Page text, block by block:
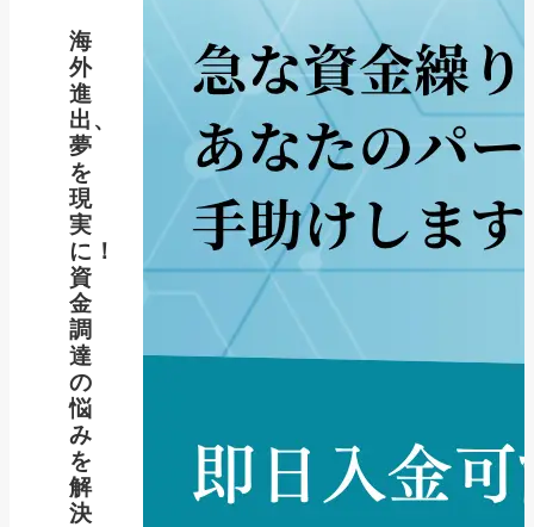
海
外
進
出、
夢
を
現
実
に！
資
金
調
達
の
悩
み
を
解
決